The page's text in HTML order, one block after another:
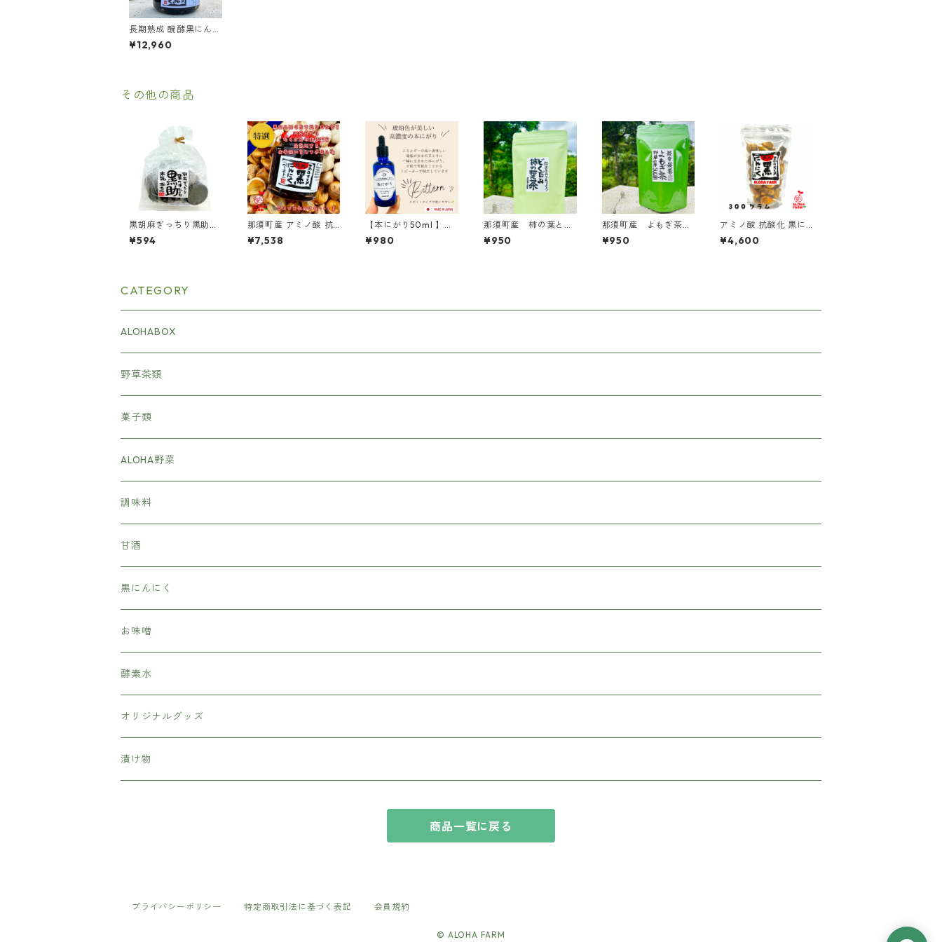
長期熟成 醗酵黒にんに
く ペーストタイプ 70
0g
¥12,960
その他の商品
黒胡麻ぎっちり黒助煎
餅 15枚 セサミン
¥594
那須町産 アミノ酸 抗
酸化 黒にんにく 【醗
酵熟成黒にんにくペー
¥7,538
【本にがり50ml 】ス
ポイトタイプ
¥980
那須町産 柿の葉とド
クダミ茶 ８パック
¥950
那須町産 よもぎ茶
8パック入り ミネラ
ル 珪素 国産 無添
¥950
アミノ酸 抗酸化 黒に
んにく【醗酵熟成黒に
んにく300g】食べや
¥4,600
CATEGORY
ALOHABOX
野草茶類
菓子類
ALOHA野菜
調味料
甘酒
黒にんにく
お味噌
酵素水
オリジナルグッズ
漬け物
商品一覧に戻る
プライバシーポリシー 特定商取引法に基づく表記 会員規約
© ALOHA FARM